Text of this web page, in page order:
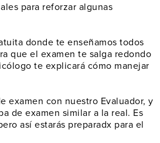
para reforzar algunas
donde te enseñamos todos
que el examen te salga redondo
te explicará cómo manejar
examen con nuestro Evaluador, y
de examen similar a la real. Es
así estarás preparadx para el